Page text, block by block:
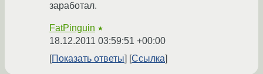
заработал.
FatPinguin ★
18.12.2011 03:59:51 +00:00
Показать ответы
Ссылка